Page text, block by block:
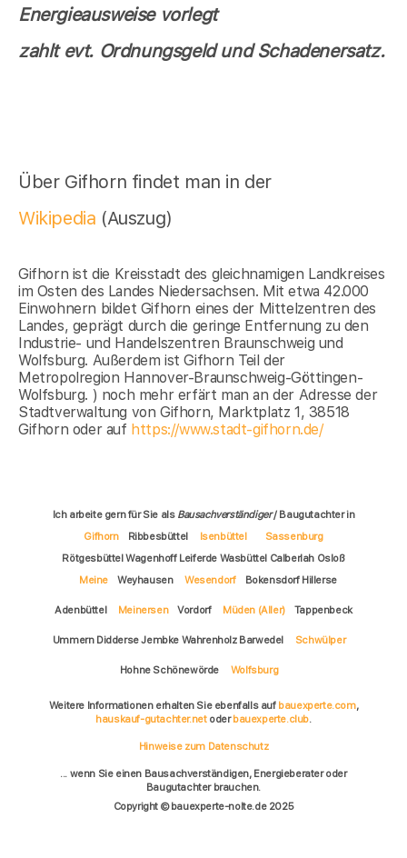
Energieausweise vorlegt
zahlt evt. Ordnungsgeld und Schadenersatz.
Über Gifhorn findet man in der
Wikipedia (Auszug)
Gifhorn ist die Kreisstadt des gleichnamigen Landkreises
im Osten des Landes Niedersachsen. Mit etwa 42.000
Einwohnern bildet Gifhorn eines der Mittelzentren des
Landes, geprägt durch die geringe Entfernung zu den
Industrie- und Handelszentren Braunschweig und
Wolfsburg. Außerdem ist Gifhorn Teil der
Metropolregion Hannover-Braunschweig-Göttingen-
Wolfsburg. ) noch mehr erfärt man an der Adresse der
Stadtverwaltung von Gifhorn, Marktplatz 1, 38518
Gifhorn oder auf https://www.stadt-gifhorn.de/
Ich arbeite gern für Sie als Bausachverständiger/ Baugutachter in
Gifhorn
Ribbesbüttel Isenbüttel
Sassenburg
Rötgesbüttel Wagenhoff Leiferde Wasbüttel Calberlah Osloß
Meine
Weyhausen Wesendorf Bokensdorf Hillerse
Adenbüttel Meinersen Vordorf Müden (Aller) Tappenbeck
Ummern Didderse Jembke Wahrenholz Barwedel Schwülper
Hohne Schönewörde Wolfsburg
Weitere Informationen erhalten Sie ebenfalls auf bauexperte.com,
hauskauf-gutachter.netoderbauexperte.club.
Hinweise zum Datenschutz
... wenn Sie einen Bausachverständigen, Energieberater oder
Baugutachter brauchen.
Copyright © bauexperte-nolte.de 2025